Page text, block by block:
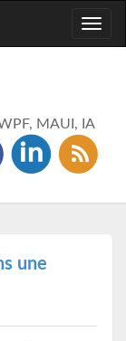
MAUI, IA
une